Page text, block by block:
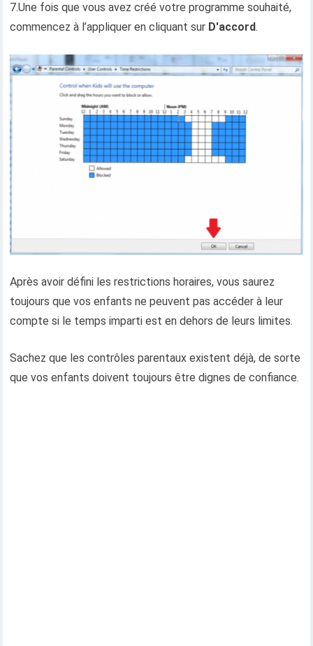
7.Une fois que vous avez créé votre programme souhaité,
commencez à l’appliquer en cliquant sur D'accord.
Après avoir défini les restrictions horaires, vous saurez
toujours que vos enfants ne peuvent pas accéder à leur
compte si le temps imparti est en dehors de leurs limites.
Sachez que les contrôles parentaux existent déjà, de sorte
que vos enfants doivent toujours être dignes de confiance.